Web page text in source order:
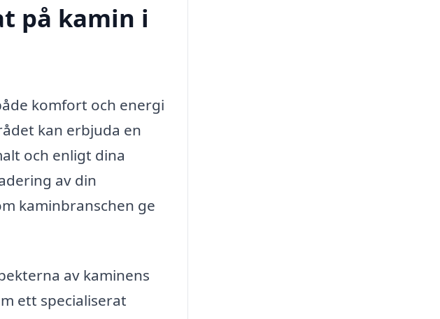
på kamin i
komfort och energi
kan erbjuda en
och enligt dina
av din
kaminbranschen ge
av kaminens
ett specialiserat